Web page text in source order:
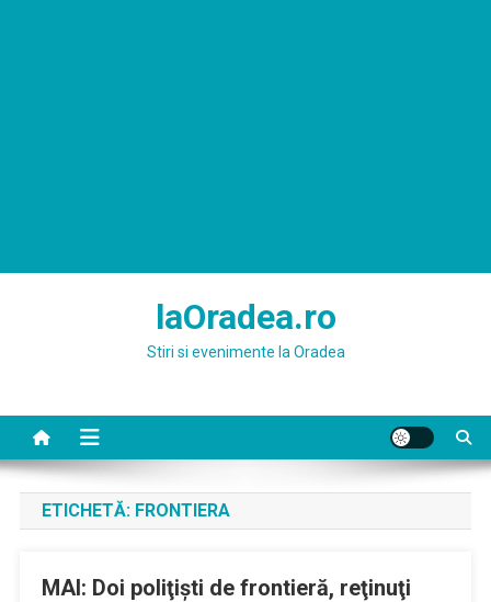
laOradea.ro
Stiri si evenimente la Oradea
ETICHETĂ: FRONTIERA
MAI: Doi poliţişti de frontieră, reţinuţi